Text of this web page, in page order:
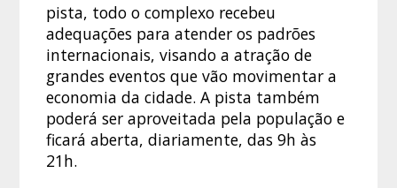
pista, todo o complexo recebeu
adequações para atender os padrões
internacionais, visando a atração de
grandes eventos que vão movimentar a
economia da cidade. A pista também
poderá ser aproveitada pela população e
ficará aberta, diariamente, das 9h às
21h.